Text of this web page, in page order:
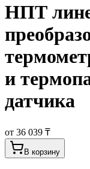
НПТ
и
датчика
от 36 039 ₸
В корзину